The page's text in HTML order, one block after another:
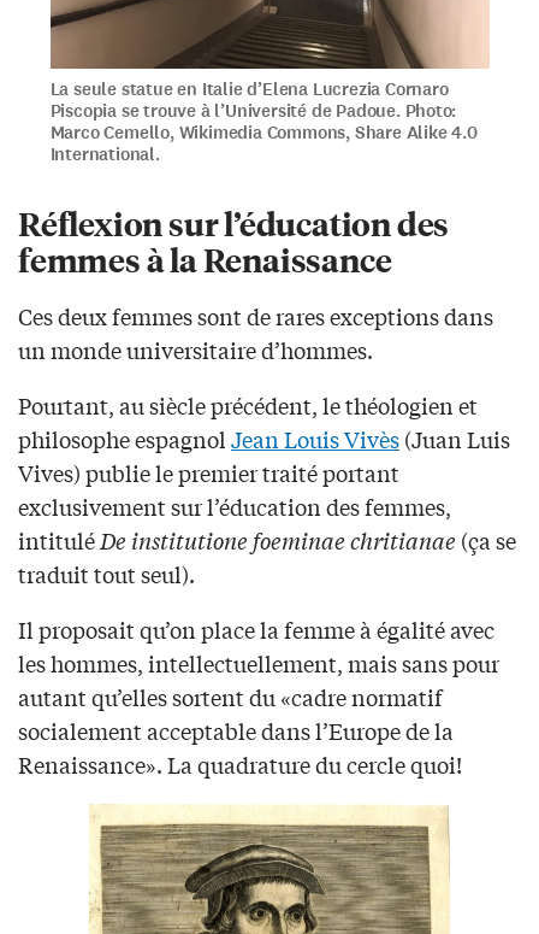
La seule statue en Italie d’Elena Lucrezia Cornaro
Piscopia se trouve à l’Université de Padoue. Photo:
Marco Cemello, Wikimedia Commons, Share Alike 4.0
International.
Réflexion sur l’éducation des
femmes à la Renaissance
Ces deux femmes sont de rares exceptions dans
un monde universitaire d’hommes.
Pourtant, au siècle précédent, le théologien et
philosophe espagnol Jean Louis Vivès(Juan Luis
Vives) publie le premier traité portant
exclusivement sur l’éducation des femmes,
intituléDe institutione foeminae chritianae (ça se
traduit tout seul).
Il proposait qu’on place la femme à égalité avec
les hommes, intellectuellement, mais sans pour
autant qu’elles sortent du «cadre normatif
socialement acceptable dans l’Europe de la
Renaissance». La quadrature du cercle quoi!